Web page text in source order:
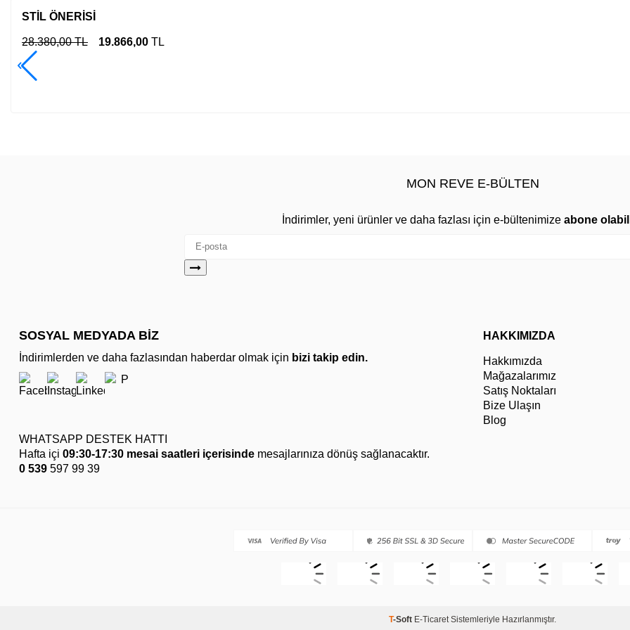
STİL ÖNERİSİ
28.380,00 TL 19.866,00 TL
MON REVE E-BÜLTEN
İndirimler, yeni ürünler ve daha fazlası için e-bültenimize abone
SOSYAL MEDYADA BİZ
İndirimlerden ve daha fazlasından haberdar olmak için bizi takip edin.
WHATSAPP DESTEK HATTI
Hafta içi 09:30-17:30 mesai saatleri içerisinde mesajlarınıza dönüş sağlanacaktır.
0 539 597 99 39
HAKKIMIZDA
Hakkımızda
Mağazalarımız
Satış Noktaları
Bize Ulaşın
Blog
T-Soft E-Ticaret Sistemleriyle Hazırlanmıştır.